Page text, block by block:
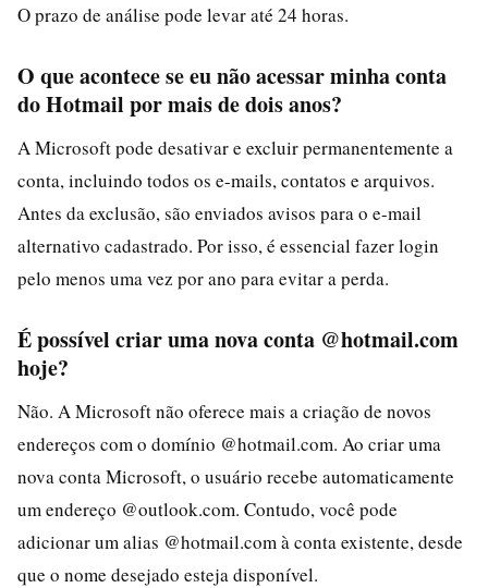
O prazo de análise pode levar até 24 horas.
O que acontece se eu não acessar minha conta
do Hotmail por mais de dois anos?
A Microsoft pode desativar e excluir permanentemente a
conta, incluindo todos os e-mails, contatos e arquivos.
Antes da exclusão, são enviados avisos para o e-mail
alternativo cadastrado. Por isso, é essencial fazer login
pelo menos uma vez por ano para evitar a perda.
É possível criar uma nova conta @hotmail.com
hoje?
Não. A Microsoft não oferece mais a criação de novos
endereços com o domínio @hotmail.com. Ao criar uma
nova conta Microsoft, o usuário recebe automaticamente
um endereço @outlook.com. Contudo, você pode
adicionar um alias @hotmail.com à conta existente, desde
que o nome desejado esteja disponível.